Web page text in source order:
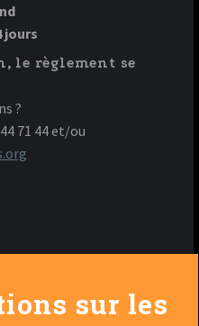
jours
le règlement se
?
71 44 et/ou
sur les